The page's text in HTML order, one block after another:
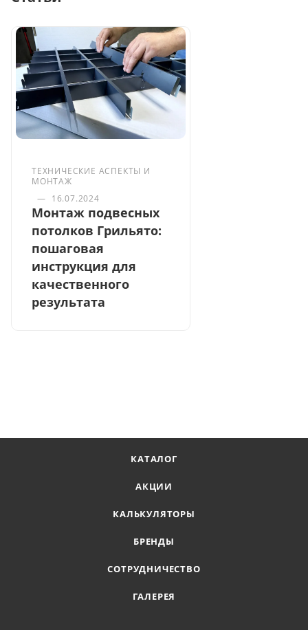
ТЕХНИЧЕСКИЕ АСПЕКТЫ И
МОНТАЖ
— 16.07.2024
Монтаж подвесных
потолков Грильято:
пошаговая
инструкция для
качественного
результата
КАТАЛОГ
АКЦИИ
КАЛЬКУЛЯТОРЫ
БРЕНДЫ
СОТРУДНИЧЕСТВО
ГАЛЕРЕЯ